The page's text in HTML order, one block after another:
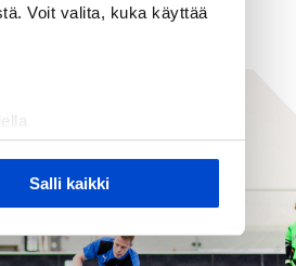
Voit valita, kuka käyttää
. Voit muuttaa
tukemiseen
Salli kaikki